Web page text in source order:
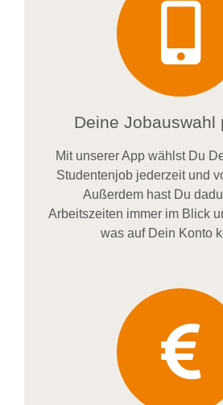
Deine Jobauswahl
Mit unserer App wählst Du
Studentenjob jederzeit und
Außerdem hast Du
Arbeitszeiten immer im Blick
was auf Dein Konto